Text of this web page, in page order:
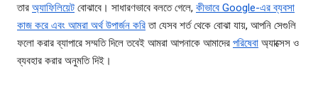
তার অ্যাফিলিয়েট বোঝাবে। সাধারণভাবে বলতে গেলে, কীভাবে Google-এর ব্যবসা
কাজ করে এবং আমরা অর্থ উপার্জন করিতা যেসব শর্ত থেকে বোঝা যায়, আপনি সেগুলি
ফলো করার ব্যাপারে সম্মতি দিলে তবেই আমরা আপনাকে আমাদের পরিষেবা অ্যাক্সেস ও
ব্যবহার করার অনুমতি দিই।